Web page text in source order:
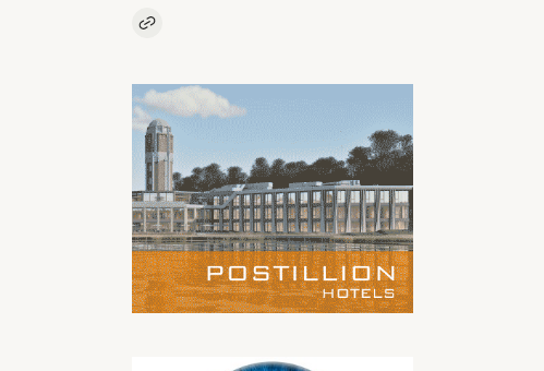
Kopieer link naar artikel